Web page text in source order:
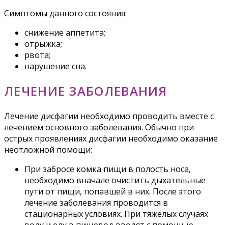
Симптомы данного состояния:
снижение аппетита;
отрыжка;
рвота;
нарушение сна.
ЛЕЧЕНИЕ ЗАБОЛЕВАНИЯ
Лечение дисфагии необходимо проводить вместе с
лечением основного заболевания. Обычно при
острых проявлениях дисфагии необходимо оказание
неотложной помощи:
При забросе комка пищи в полость носа,
необходимо вначале очистить дыхательные
пути от пищи, попавшей в них. После этого
лечение заболевания проводится в
стационарных условиях. При тяжелых случаях